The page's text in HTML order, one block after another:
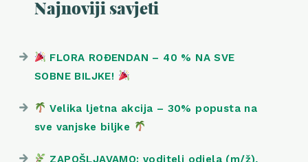
Najnoviji savjeti
FLORA ROĐENDAN – 40 % NA SVE
SOBNE BILJKE!
Velika ljetna akcija – 30% popusta na
sve vanjske biljke
ZAPOŠLJAVAMO: voditelj odjela (m/ž),